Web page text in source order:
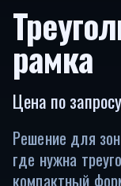
рамка
Цена по запросу
Решение для
где нужна
компактный